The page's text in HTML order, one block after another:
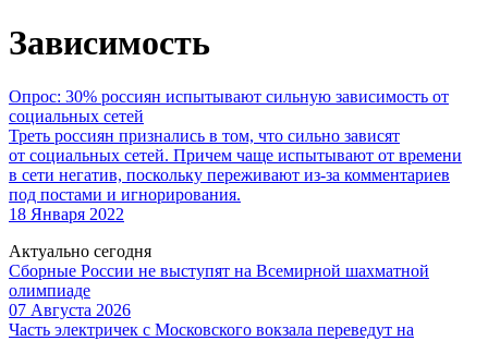
Зависимость
Опрос: 30% россиян испытывают сильную зависимость от
социальных сетей
Треть россиян признались в том, что сильно зависят
от социальных сетей. Причем чаще испытывают от времени
в сети негатив, поскольку переживают из-за комментариев
под постами и игнорирования.
18 Января 2022
Актуально сегодня
Сборные России не выступят на Всемирной шахматной
олимпиаде
07 Августа 2026
Часть электричек с Московского вокзала переведут на